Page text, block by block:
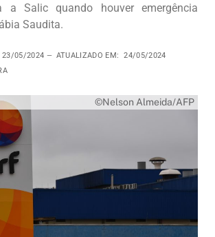
a Salic quando houver emergência
Saudita.
23/05/2024 ATUALIZADO EM:
24/05/2024
©Nelson Almeida/AFP